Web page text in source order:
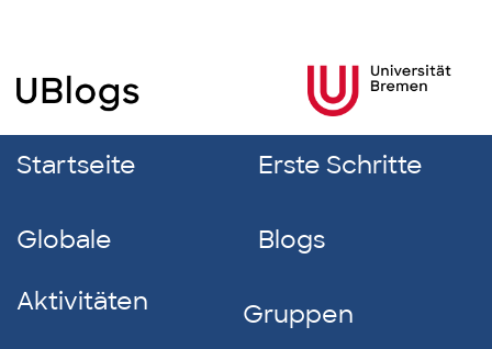
Startseite Erste Schritte
Globale
Aktivitäten
Blogs
Gruppen